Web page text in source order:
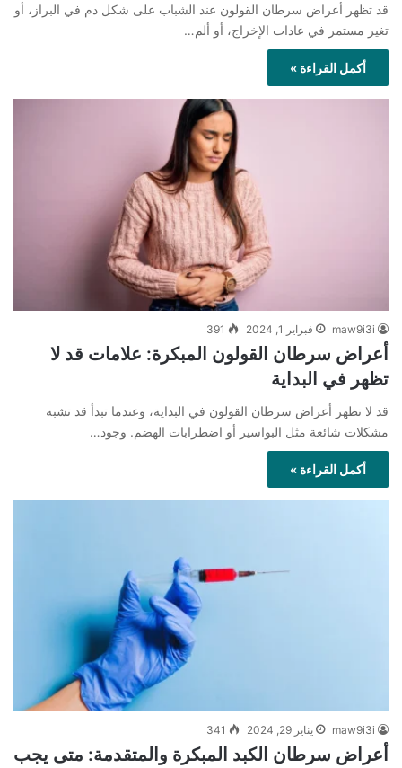
قد تظهر أعراض سرطان القولون عند الشباب على شكل دم في البراز، أو
تغير مستمر في عادات الإخراج، أو ألم…
أكمل القراءة »
maw9i3i فبراير 1, 2024 391
أعراض سرطان القولون المبكرة: علامات قد لا
تظهر في البداية
قد لا تظهر أعراض سرطان القولون في البداية، وعندما تبدأ قد تشبه
مشكلات شائعة مثل البواسير أو اضطرابات الهضم. وجود…
أكمل القراءة »
maw9i3i يناير 29, 2024 341
أعراض سرطان الكبد المبكرة والمتقدمة: متى يجب